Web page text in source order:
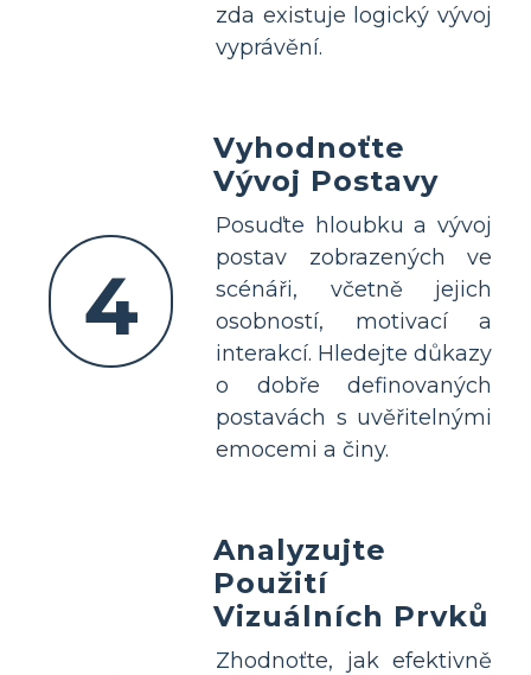
zda existuje logický vývoj
vyprávění.
4
Vyhodnoťte
Vývoj Postavy
Posuďte hloubku a vývoj
postav zobrazených ve
scénáři, včetně jejich
osobností, motivací a
interakcí. Hledejte důkazy
o dobře definovaných
postavách s uvěřitelnými
emocemi a činy.
Analyzujte
Použití
Vizuálních Prvků
Zhodnoťte, jak efektivně